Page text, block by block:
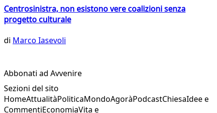
Centrosinistra, non esistono vere coalizioni senza
progetto culturale
di Marco Iasevoli
Abbonati ad Avvenire
Sezioni del sito
HomeAttualitàPoliticaMondoAgoràPodcastChiesaIdee e
CommentiEconomiaVita e